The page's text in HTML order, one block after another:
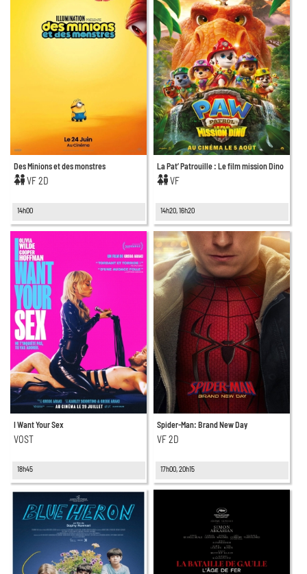
Des Minions et des monstres
VF 2D
14h00
La Pat’ Patrouille : Le film mission Dino
VF
14h20, 16h20
I Want Your Sex
VOST
18h45
Spider-Man: Brand New Day
VF 2D
17h00, 20h15